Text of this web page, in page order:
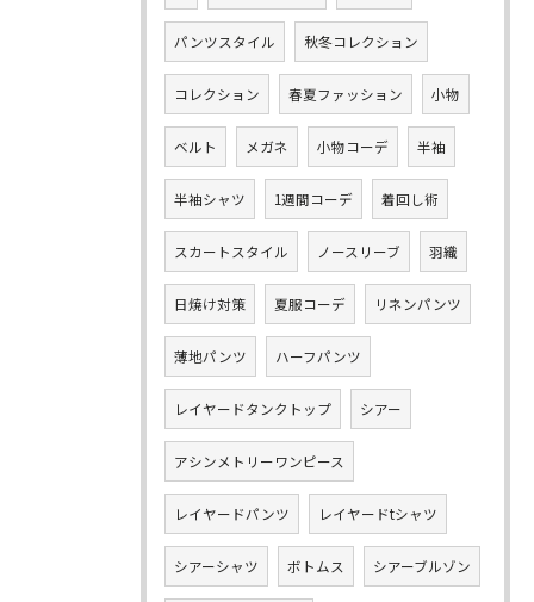
パンツスタイル 秋冬コレクション
コレクション 春夏ファッション 小物
ベルト メガネ 小物コーデ 半袖
半袖シャツ 1週間コーデ 着回し術
スカートスタイル ノースリーブ 羽織
日焼け対策 夏服コーデ リネンパンツ
薄地パンツ ハーフパンツ
レイヤードタンクトップ シアー
アシンメトリーワンピース
レイヤードパンツ レイヤードtシャツ
シアーシャツ ボトムス シアーブルゾン